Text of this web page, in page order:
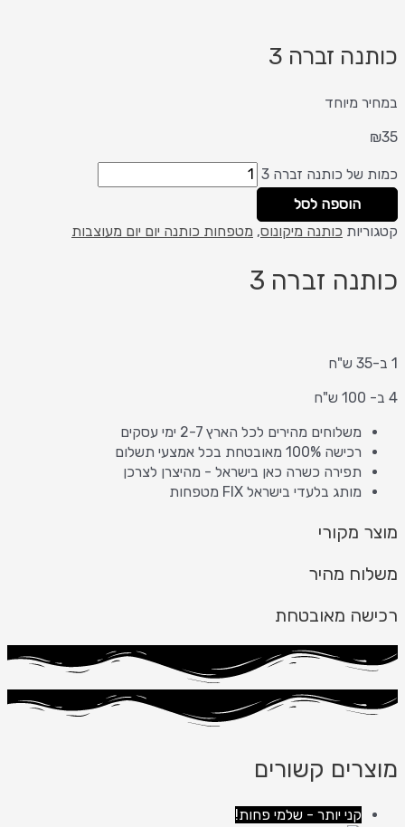
כותנה זברה 3
במחיר מיוחד
₪35
כמות של כותנה זברה 3
הוספה לסל
קטגוריות כותנה מיקונוס, מטפחות כותנה יום יום מעוצבות
כותנה זברה 3
1 ב-35 ש"ח
4 ב- 100 ש"ח
משלוחים מהירים לכל הארץ 2-7 ימי עסקים
רכישה 100% מאובטחת בכל אמצעי תשלום
תפירה כשרה כאן בישראל - מהיצרן לצרכן
מותג בלעדי בישראל FIX מטפחות
מוצר מקורי
משלוח מהיר
רכישה מאובטחת
מוצרים קשורים
קני יותר - שלמי פחות!